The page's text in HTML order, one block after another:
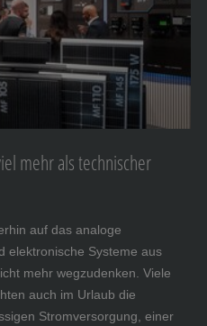
mehr als technischer
auf das analoge
elektronische Systeme aus
mehr wegzudenken. Viele
auch im Urlaub die
Stromversorgung, einer